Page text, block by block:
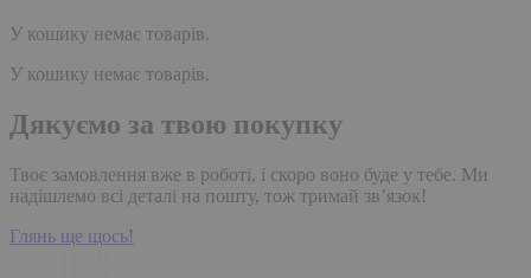
У кошику немає товарів.
У кошику немає товарів.
Дякуємо за твою покупку
Твоє замовлення вже в роботі, і скоро воно буде у тебе. Ми
надішлемо всі деталі на пошту, тож тримай зв’язок!
Глянь ще щось!